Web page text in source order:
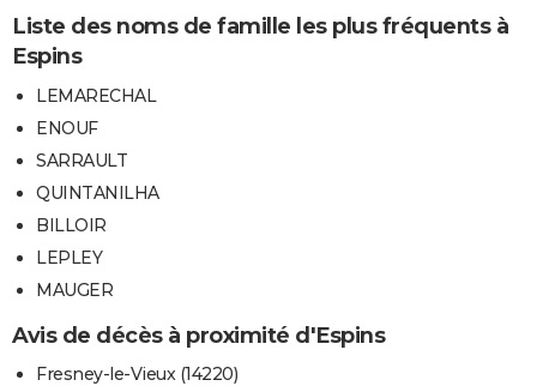
Liste des noms de famille les plus fréquents à
Espins
LEMARECHAL
ENOUF
SARRAULT
QUINTANILHA
BILLOIR
LEPLEY
MAUGER
Avis de décès à proximité d'Espins
Fresney-le-Vieux (14220)